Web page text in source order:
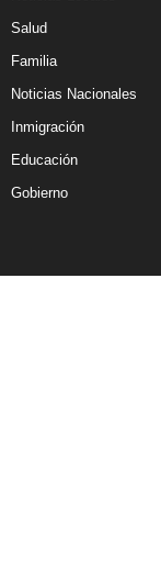
Salud
Familia
Noticias Nacionales
Inmigración
Educación
Gobierno